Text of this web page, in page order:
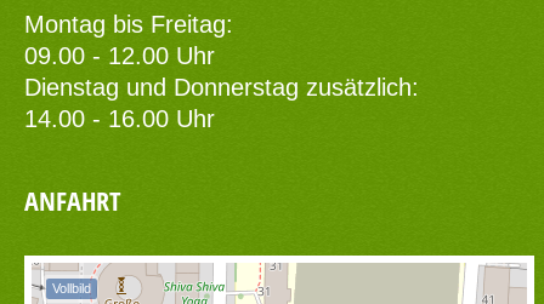
Montag bis Freitag:
09.00 - 12.00 Uhr
Dienstag und Donnerstag zusätzlich:
14.00 - 16.00 Uhr
ANFAHRT
Vollbild